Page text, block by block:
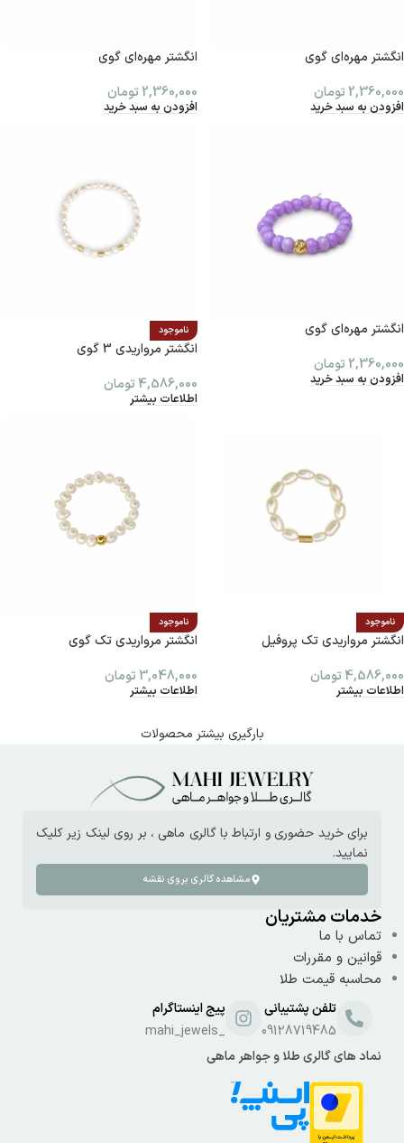
انگشتر مهره‌ای گوی
2,360,000 تومان
افزودن به سبد خرید
انگشتر مهره‌ای گوی
2,360,000 تومان
افزودن به سبد خرید
انگشتر مهره‌ای گوی
2,360,000 تومان
افزودن به سبد خرید
ناموجود
انگشتر مرواریدی 3 گوی
4,586,000 تومان
اطلاعات بیشتر
ناموجود
انگشتر مرواریدی تک پروفیل
4,586,000 تومان
اطلاعات بیشتر
ناموجود
انگشتر مرواریدی تک گوی
3,048,000 تومان
اطلاعات بیشتر
بارگیری بیشتر محصولات
برای خرید حضوری و ارتباط با گالری ماهی ، بر روی لینک زیر کلیک
نمایید.
مشاهده گالری بروی نقشه
خدمات مشتریان
تماس با ما
قوانین و مقررات
محاسبه قیمت طلا
تلفن پشتیبانی
09128719485
پیج اینستاگرام
_mahi_jewels
نماد های گالری طلا و جواهر ماهی